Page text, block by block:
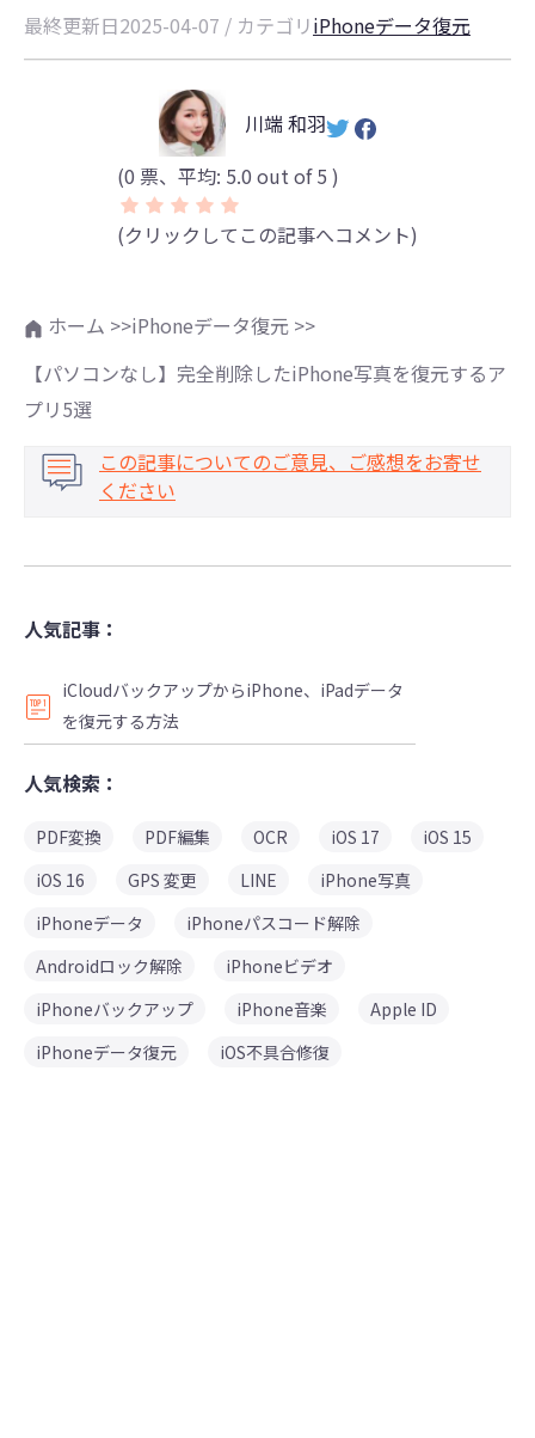
最終更新日2025-04-07 / カテゴリiPhoneデータ復元
川端 和羽
(0 票、平均: 5.0 out of 5 )
(クリックしてこの記事へコメント)
ホーム >>iPhoneデータ復元 >>
【パソコンなし】完全削除したiPhone写真を復元するア
プリ5選
この記事についてのご意見、ご感想をお寄せ
ください
人気記事：
iCloudバックアップからiPhone、iPadデータ
を復元する方法
人気検索：
PDF変換 PDF編集 OCR iOS 17
iOS 15
iOS 16
GPS 変更 LINE
iPhone写真
iPhoneデータ
iPhoneパスコード解除
Androidロック解除
iPhoneビデオ
iPhoneバックアップ
iPhone音楽
Apple ID
iPhoneデータ復元
iOS不具合修復